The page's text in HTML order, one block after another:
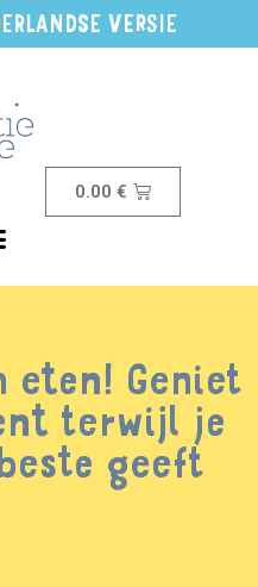
VERSIE
0.00€
eten! Geniet
terwijl je
geeft